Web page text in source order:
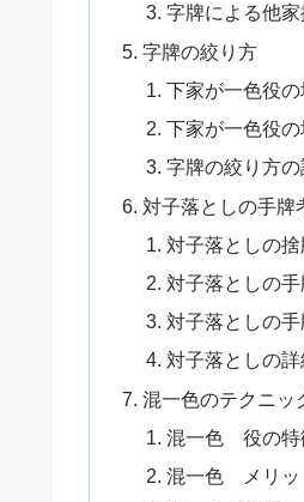
字牌による他
字牌の絞り方
下家が一色役
下家が一色役
字牌の絞り方
対子落としの手牌
対子落としの捨
対子落としの
対子落としの
対子落としの
混一色のテクニッ
混一色 役の特
混一色 メリッ